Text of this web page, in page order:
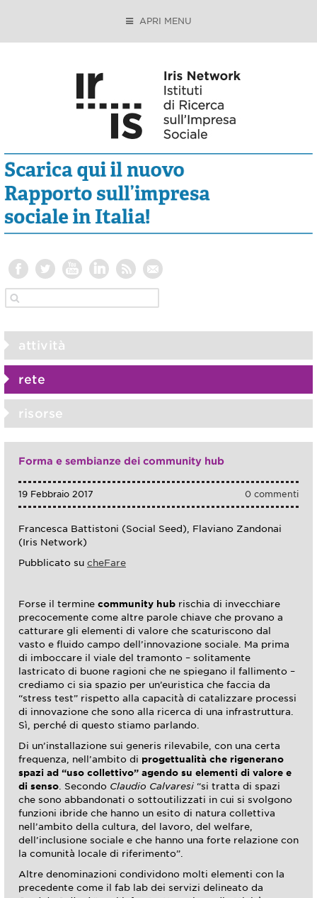
APRI MENU
attività
rete
risorse
Forma e sembianze dei community hub
0 commenti
19 Febbraio 2017
Francesca Battistoni (Social Seed), Flaviano Zandonai
(Iris Network)
Pubblicato su cheFare
Forse il termine community hub rischia di invecchiare
precocemente come altre parole chiave che provano a
catturare gli elementi di valore che scaturiscono dal
vasto e fluido campo dell’innovazione sociale. Ma prima
di imboccare il viale del tramonto – solitamente
lastricato di buone ragioni che ne spiegano il fallimento –
crediamo ci sia spazio per un’euristica che faccia da
“stress test” rispetto alla capacità di catalizzare processi
di innovazione che sono alla ricerca di una infrastruttura.
Sì, perché di questo stiamo parlando.
Di un’installazione sui generis rilevabile, con una certa
frequenza, nell’ambito di progettualità che rigenerano
spazi ad “uso collettivo” agendo su elementi di valore e
di senso . Secondo Claudio Calvaresi “si tratta di spazi
che sono abbandonati o sottoutilizzati in cui si svolgono
funzioni ibride che hanno un esito di natura collettiva
nell’ambito della cultura, del lavoro, del welfare,
dell’inclusione sociale e che hanno una forte relazione con
la comunità locale di riferimento”.
Altre denominazioni condividono molti elementi con la
precedente come il fab lab dei servizi delineato da